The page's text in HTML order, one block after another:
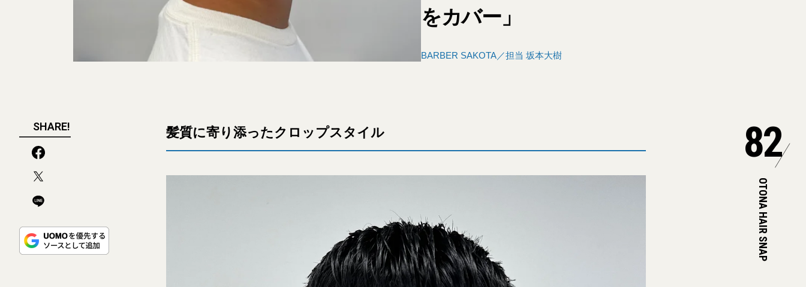
をカバー」
BARBER SAKOTA／担当 坂本大樹
SHARE! 髪質に寄り添ったクロップスタイル 82
OTONA HAIR SNAP